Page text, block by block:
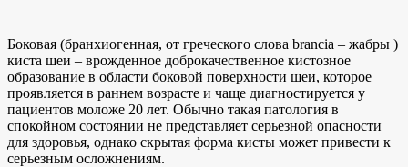
Боковая (бранхиогенная, от греческого слова brancia – жабры )
киста шеи – врожденное доброкачественное кистозное
образование в области боковой поверхности шеи, которое
проявляется в раннем возрасте и чаще диагностируется у
пациентов моложе 20 лет. Обычно такая патология в
спокойном состоянии не представляет серьезной опасности
для здоровья, однако скрытая форма кисты может привести к
серьезным осложнениям.